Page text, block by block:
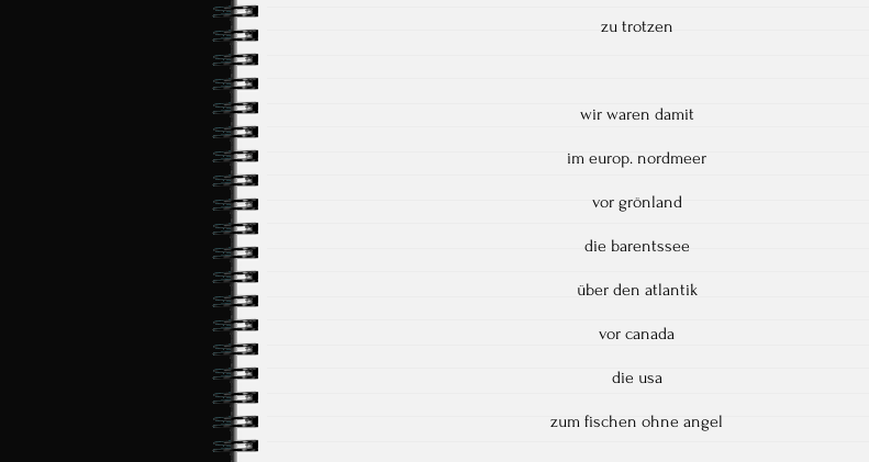
zu trotzen
wir waren damit
im europ. nordmeer
vor grönland
die barentssee
über den atlantik
vor canada
die usa
zum fischen ohne angel